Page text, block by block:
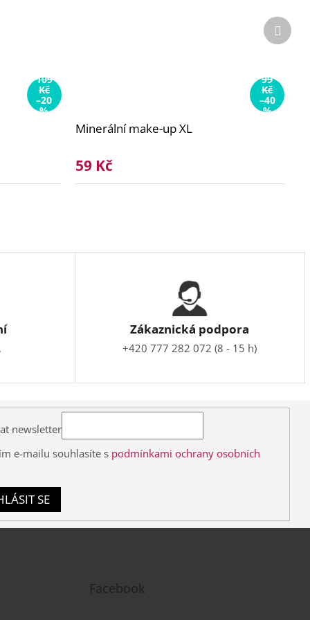
109
Kč
–20
%
99
Kč
–40
%
Minerální make-up XL
59 Kč
Další
Zákaznická podpora
+420 777 282 072 (8 - 15 h)
newsletter
e-mailu souhlasíte s podmínkami ochrany osobních
SE
Facebook